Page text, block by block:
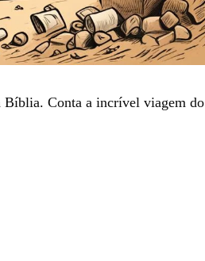
Bíblia. Conta a incrível viagem do